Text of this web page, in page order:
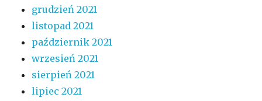
grudzień 2021
listopad 2021
październik 2021
wrzesień 2021
sierpień 2021
lipiec 2021